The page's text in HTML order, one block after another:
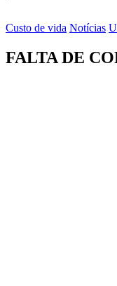
Custo de vida Notícias
FALTA DE